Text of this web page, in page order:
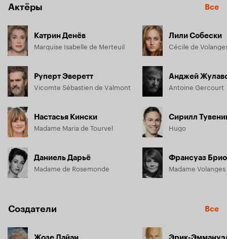
Актёры Все
Катрин Денёв
Marquise Isabelle de Merteuil
Руперт Эверетт
Vicomte Sébastien de Valmont
Настасья Кински
Madame Maria de Tourvel
Даниель Дарьё
Madame de Rosemonde
Лили Собески
Cécile de
Анджей
Antoine Gercourt
Сирилл
Hugo
Франсуаз
Madame Volanges
Создатели Все